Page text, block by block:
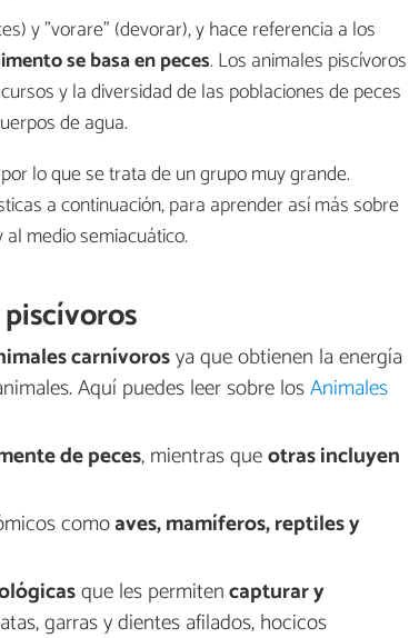
y "vorare" (devorar), y hace referencia a los
se basa en peces. Los animales piscívoros
y la diversidad de las poblaciones de peces
de agua.
lo que se trata de un grupo muy grande.
a continuación, para aprender así más sobre
medio semiacuático.
carnívorosya que obtienen la energía
Aquí puedes leer sobre losAnimales
de peces, mientras queotras incluyen
comoaves, mamíferos, reptiles y
que les permitencapturar y
garras y dientes afilados, hocicos